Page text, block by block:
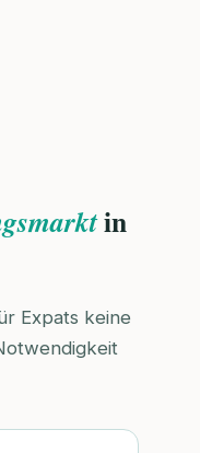
in
Expats keine